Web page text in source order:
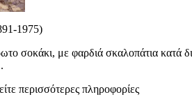
1975)
σοκάκι, με φαρδιά σκαλοπάτια κατά
περισσότερες πληροφορίες